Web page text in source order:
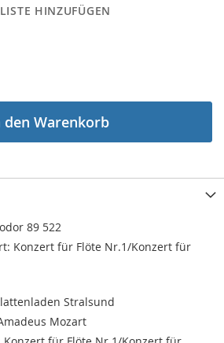
HINZUFÜGEN
den Warenkorb
89 522
Konzert für Flöte Nr.1/Konzert für
Stralsund
Mozart